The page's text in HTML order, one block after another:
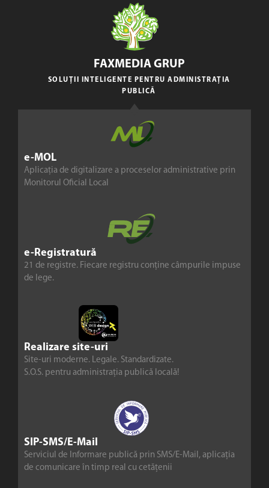
e-MOL
Aplicația de digitalizare a proceselor administrative prin
Monitorul Oficial Local
e-Registratură
21 de registre. Fiecare registru conține câmpurile impuse
de lege.
Realizare site-uri
Site-uri moderne. Legale. Standardizate.
S.O.S. pentru administrația publică locală!
SIP-SMS/E-Mail
Serviciul de Informare publică prin SMS/E-Mail, aplicația
de comunicare în timp real cu cetățenii
FAXMEDIA GRUP
SOLUȚII INTELIGENTE PENTRU ADMINISTRAȚIA
PUBLICĂ